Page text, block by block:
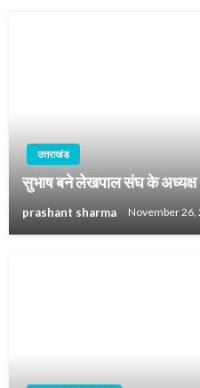
उत्तराखंड
सुभाष बने लेखपाल संघ के अध्यक्ष
prashant sharma November 26,